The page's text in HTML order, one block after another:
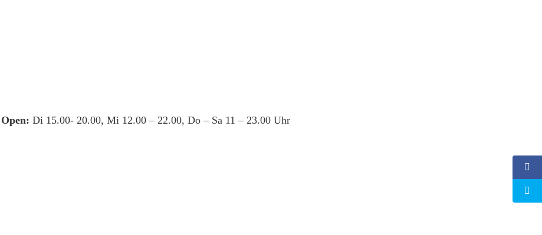
Open: Di 15.00- 20.00, Mi 12.00 – 22.00, Do – Sa 11 – 23.00 Uhr